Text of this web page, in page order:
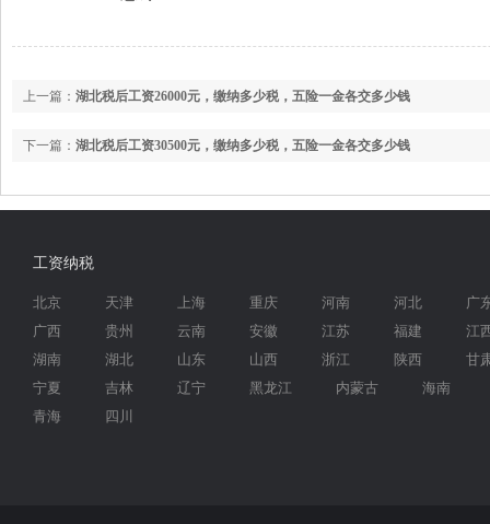
上一篇： 湖北税后工资26000元，缴纳多少税，五险一金各交多少钱
下一篇： 湖北税后工资30500元，缴纳多少税，五险一金各交多少钱
工资纳税
北京 天津 上海 重庆 河南 河北
广
广西
贵州 云南 安徽 江苏 福建
江
湖南
湖北 山东 山西 浙江 陕西
甘
宁夏
吉林 辽宁 黑龙江 内蒙古
海南
青海
四川